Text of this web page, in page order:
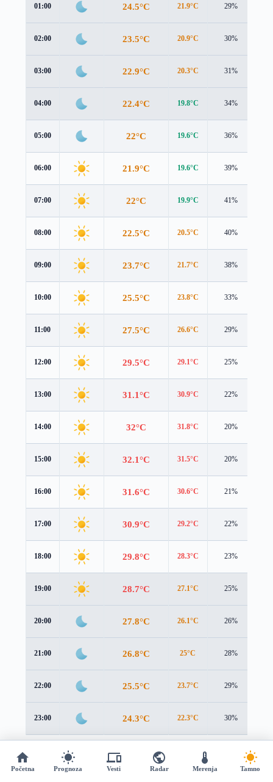
01:00 24.5°C 21.9°C 29%
02:00 23.5°C 20.9°C 30%
03:00 22.9°C 20.3°C 31%
04:00 22.4°C 19.8°C 34%
05:00 22°C 19.6°C 36%
06:00 21.9°C 19.6°C 39%
07:00 22°C 19.9°C 41%
08:00 22.5°C 20.5°C 40%
09:00 23.7°C 21.7°C 38%
10:00 25.5°C 23.8°C 33%
11:00 27.5°C 26.6°C 29%
12:00 29.5°C 29.1°C 25%
13:00 31.1°C 30.9°C 22%
14:00 32°C 31.8°C 20%
15:00 32.1°C 31.5°C 20%
16:00 31.6°C 30.6°C 21%
17:00 30.9°C 29.2°C 22%
18:00 29.8°C 28.3°C 23%
19:00 28.7°C 27.1°C 25%
20:00 27.8°C 26.1°C 26%
21:00 26.8°C 25°C 28%
22:00 25.5°C 23.7°C 29%
23:00 24.3°C 22.3°C 30%
Petak14. avgust ↑ 33°C
↓ 21°C
Početna Prognoza Vesti Radar Merenja Tamno